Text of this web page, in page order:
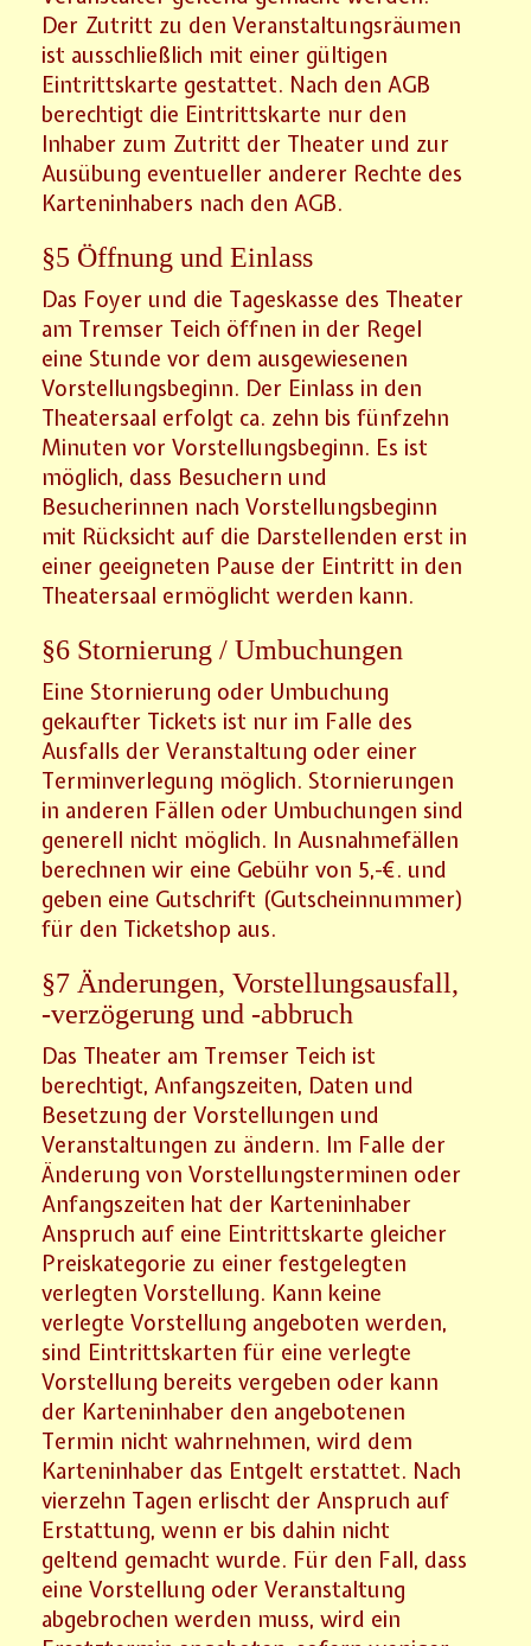
Der Zutritt zu den Veranstaltungsräumen
ist ausschließlich mit einer gültigen
Eintrittskarte gestattet. Nach den AGB
berechtigt die Eintrittskarte nur den
Inhaber zum Zutritt der Theater und zur
Ausübung eventueller anderer Rechte des
Karteninhabers nach den AGB.
§5 Öffnung und Einlass
Das Foyer und die Tageskasse des Theater
am Tremser Teich öffnen in der Regel
eine Stunde vor dem ausgewiesenen
Vorstellungsbeginn. Der Einlass in den
Theatersaal erfolgt ca. zehn bis fünfzehn
Minuten vor Vorstellungsbeginn. Es ist
möglich, dass Besuchern und
Besucherinnen nach Vorstellungsbeginn
mit Rücksicht auf die Darstellenden erst in
einer geeigneten Pause der Eintritt in den
Theatersaal ermöglicht werden kann.
§6 Stornierung / Umbuchungen
Eine Stornierung oder Umbuchung
gekaufter Tickets ist nur im Falle des
Ausfalls der Veranstaltung oder einer
Terminverlegung möglich. Stornierungen
in anderen Fällen oder Umbuchungen sind
generell nicht möglich. In Ausnahmefällen
berechnen wir eine Gebühr von 5,-€. und
geben eine Gutschrift (Gutscheinnummer)
für den Ticketshop aus.
§7 Änderungen, Vorstellungsausfall,
-verzögerung und -abbruch
Das Theater am Tremser Teich ist
berechtigt, Anfangszeiten, Daten und
Besetzung der Vorstellungen und
Veranstaltungen zu ändern. Im Falle der
Änderung von Vorstellungsterminen oder
Anfangszeiten hat der Karteninhaber
Anspruch auf eine Eintrittskarte gleicher
Preiskategorie zu einer festgelegten
verlegten Vorstellung. Kann keine
verlegte Vorstellung angeboten werden,
sind Eintrittskarten für eine verlegte
Vorstellung bereits vergeben oder kann
der Karteninhaber den angebotenen
Termin nicht wahrnehmen, wird dem
Karteninhaber das Entgelt erstattet. Nach
vierzehn Tagen erlischt der Anspruch auf
Erstattung, wenn er bis dahin nicht
geltend gemacht wurde. Für den Fall, dass
eine Vorstellung oder Veranstaltung
abgebrochen werden muss, wird ein